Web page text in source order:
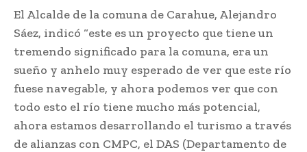
El Alcalde de la comuna de Carahue, Alejandro
Sáez, indicó “este es un proyecto que tiene un
tremendo significado para la comuna, era un
sueño y anhelo muy esperado de ver que este río
fuese navegable, y ahora podemos ver que con
todo esto el río tiene mucho más potencial,
ahora estamos desarrollando el turismo a través
de alianzas con CMPC, el DAS (Departamento de